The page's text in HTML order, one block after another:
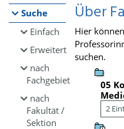
Suche
Einfach
Erweitert
nach
Fachgebiet
nach
Fakultät /
Sektion
Über
Hier
suchen.
05
2